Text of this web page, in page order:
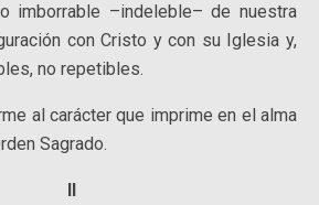
imborrable –indeleble– de nuestra
con Cristo y con su Iglesia y,
no repetibles.
al carácter que imprime en el alma
Sagrado.
II